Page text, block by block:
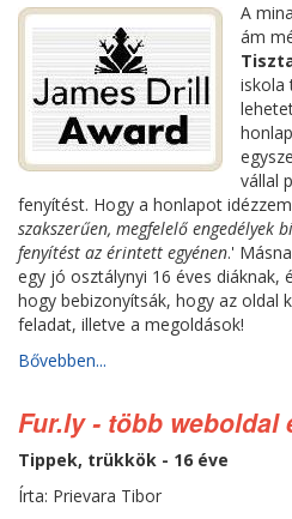
A
ám
iskola
vállal
fenyítést. Hogy a honlapot
szakszerűen, megfelelő
fenyítést az érintett egyénen.'
egy jó osztálynyi 16 éves diáknak,
hogy bebizonyítsák, hogy az oldal
feladat, illetve a megoldások!
Bővebben...
Fur.ly - több weboldal
Tippek, trükkök - 16 éve
Írta: Prievara Tibor